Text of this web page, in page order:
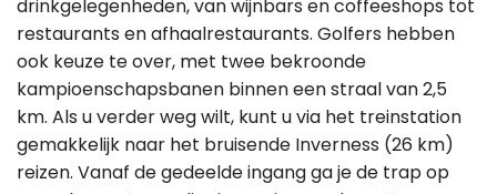
drinkgelegenheden, van wijnbars en coffeeshops tot
restaurants en afhaalrestaurants. Golfers hebben
ook keuze te over, met twee bekroonde
kampioenschapsbanen binnen een straal van 2,5
km. Als u verder weg wilt, kunt u via het treinstation
gemakkelijk naar het bruisende Inverness (26 km)
reizen. Vanaf de gedeelde ingang ga je de trap op